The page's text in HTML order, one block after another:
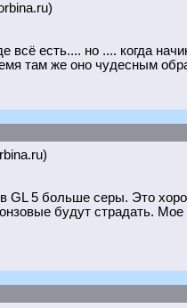
всё есть.... но .... когда
там же оно чудесным
GL 5 больше серы. Это
будут страдать.